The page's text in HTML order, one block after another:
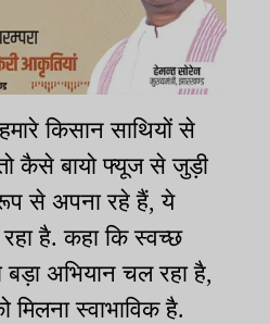
किसान साथियों से
कैसे बायो फ्यूज से जुड़ी
से अपना रहे हैं, ये
है. कहा कि स्वच्छ
अभियान चल रहा है,
स्वाभाविक है.